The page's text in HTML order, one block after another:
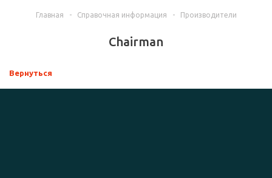
Главная - Справочная информация - Производители
Chairman
Вернуться